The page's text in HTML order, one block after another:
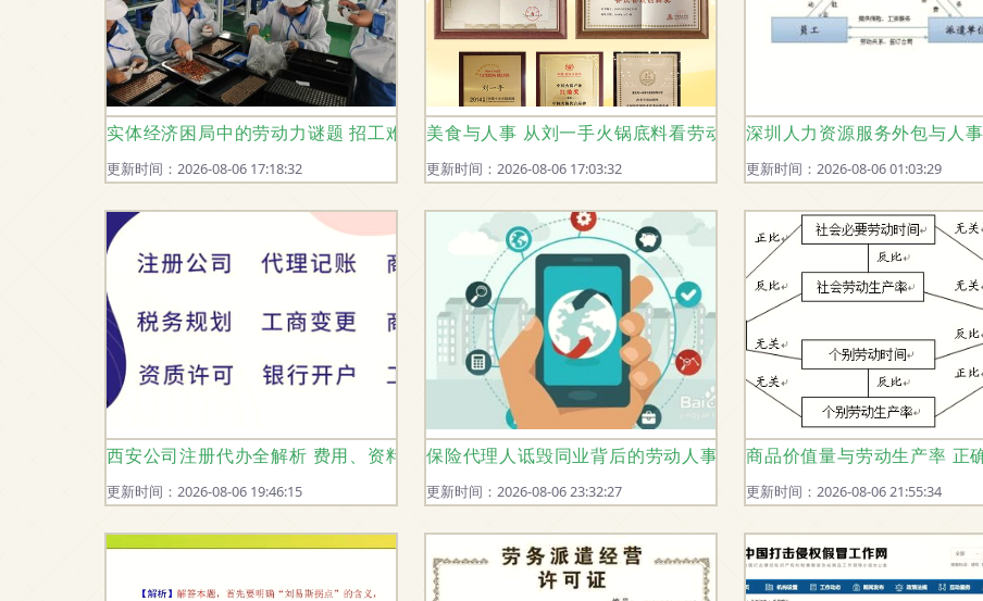
实体经济困局中的劳动力谜题 招工难与低失业并存的背后
更新时间：2026-08-06 17:18:32
美食与人事 从刘一手火锅底料看劳动人事代理的“一人份”之道
更新时间：2026-08-06 17:03:32
深圳人力资源服务外包与人
更新时间：2026-08-06 01:03:29
西安公司注册代办全解析 费用、资料与流程一站式指南及劳动人事代理方案
更新时间：2026-08-06 19:46:15
保险代理人诋毁同业背后的劳动人事代理问题
更新时间：2026-08-06 23:32:27
商品价值量与劳动生产率 正
更新时间：2026-08-06 21:55:34